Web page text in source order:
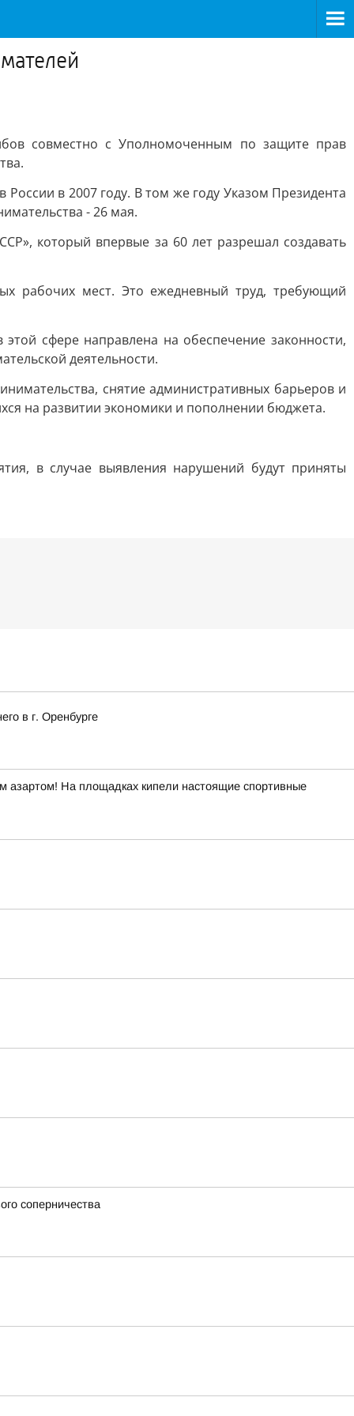
совместно с Уполномоченным по защите прав
в 2007 году. В том же году Указом Президента
- 26 мая.
который впервые за 60 лет разрешал создавать
рабочих мест. Это ежедневный труд, требующий
сфере направлена на обеспечение законности,
деятельности.
снятие административных барьеров и
на развитии экономики и пополнении бюджета.
в случае выявления нарушений будут приняты
в г. Оренбурге
азартом! На площадках кипели настоящие спортивные
соперничества